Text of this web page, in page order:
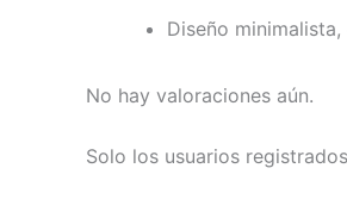
Diseño
No hay valoraciones aún.
Solo los usuarios